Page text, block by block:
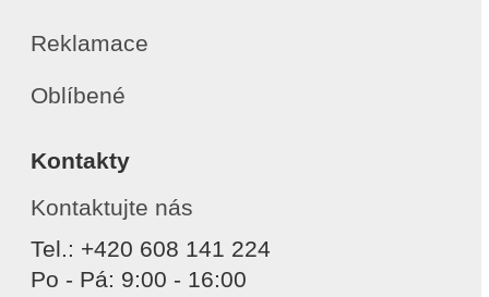
Reklamace
Oblíbené
Kontakty
Kontaktujte nás
Tel.: +420 608 141 224
Po - Pá: 9:00 - 16:00